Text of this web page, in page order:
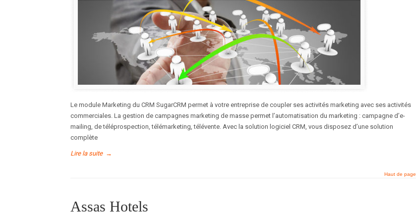
Le module Marketing du CRM SugarCRM permet à votre entreprise de coupler ses activités marketing avec ses activités
commerciales. La gestion de campagnes marketing de masse permet l’automatisation du marketing : campagne d’e-
mailing, de téléprospection, télémarketing, télévente. Avec la solution logiciel CRM, vous disposez d’une solution
complète
Lire la suite →
Haut de page
Assas Hotels